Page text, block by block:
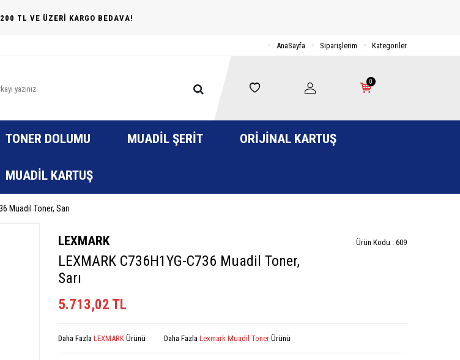
200 TL VE ÜZERİ KARGO BEDAVA!
AnaSayfa Siparişlerim Kategoriler
0
TONER DOLUMU MUADIL ŞERIT ORIJINAL KARTUŞ
MUADIL KARTUŞ
Muadil Toner, Sarı
LEXMARK Ürün Kodu : 609
LEXMARK C736H1YG-C736 Muadil Toner,
Sarı
5.713,02 TL
Daha Fazla LEXMARK Ürünü Daha Fazla Lexmark Muadil Toner Ürünü